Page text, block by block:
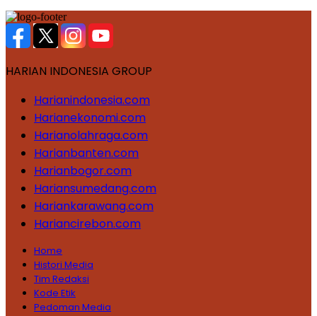
HARIAN INDONESIA GROUP
Harianindonesia.com
Harianekonomi.com
Harianolahraga.com
Harianbanten.com
Harianbogor.com
Hariansumedang.com
Hariankarawang.com
Hariancirebon.com
Home
Histori Media
Tim Redaksi
Kode Etik
Pedoman Media